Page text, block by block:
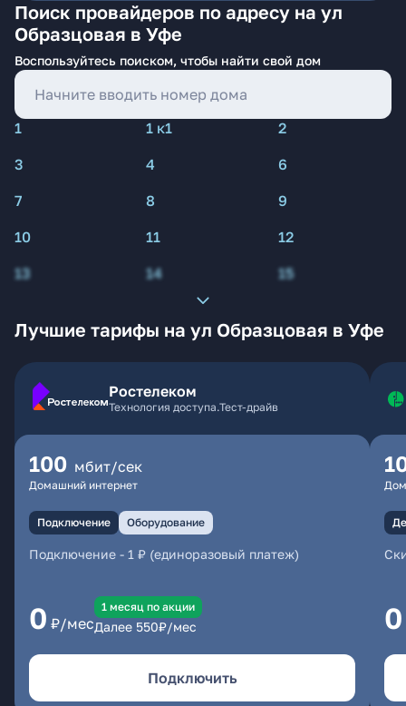
Поиск провайдеров по адресу на ул
Образцовая в Уфе
Воспользуйтесь поиском, чтобы найти свой дом
1 1 к1
2
3
4
6
7
8
9
10
11
12
13
14 15
Лучшие тарифы на ул Образцовая в Уфе
Ростелеком
Технология доступа.Тест-драйв
100 мбит/сек
Домашний интернет
Подключение Оборудование
Подключение - 1 ₽ (единоразовый платеж)
0 ₽/мес
1 месяц по акции
Далее 550₽/мес
Подключить
0